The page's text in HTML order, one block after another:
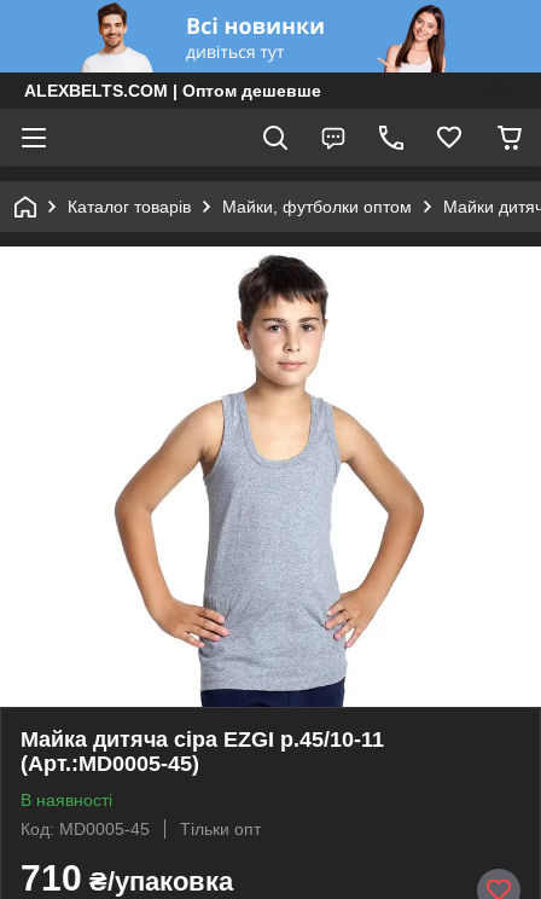
ALEXBELTS.COM | Оптом дешевше
Каталог товарів Майки, футболки оптом Майки
Майка дитяча сіра EZGI р.45/10-11
(Арт.:MD0005-45)
В наявності
Код: MD0005-45
Тільки опт
710 ₴/упаковка